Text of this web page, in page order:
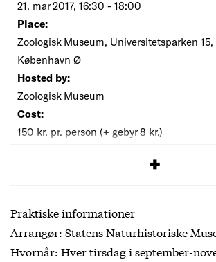
21. mar 2017, 16:30 - 18:00
Place:
Zoologisk Museum, Universitetsparken 15,
København Ø
Hosted by:
Zoologisk Museum
Cost:
150 kr. pr. person (+ gebyr 8 kr.)
Praktiske informationer
Arrangør: Statens Naturhistoriske
Hvornår: Hver tirsdag i september-